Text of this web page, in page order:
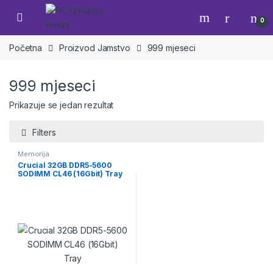
Skip to navigation
Skip to content
Open 0
Početna Proizvod Jamstvo 999 mjeseci
999 mjeseci
Prikazuje se jedan rezultat
Filters
Memorija
Crucial 32GB DDR5-5600
SODIMM CL46 (16Gbit) Tray